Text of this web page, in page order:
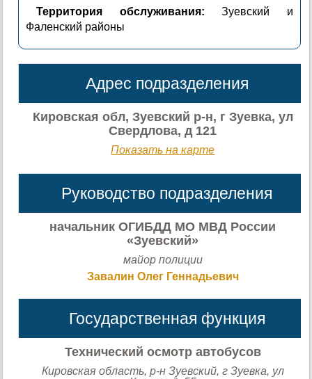
Территория обслуживания: Зуевский и
Фаленский районы
Адрес подразделения
Кировская обл, Зуевский р-н, г Зуевка, ул
Свердлова, д 121
Показать на карте
Руководство подразделения
начальник ОГИБДД МО МВД России
«Зуевский»
майор полиции
Завалин Олег Геннадьевич
Государственная функция
Технический осмотр автобусов
Кировская область, р-н Зуевский, г Зуевка, ул